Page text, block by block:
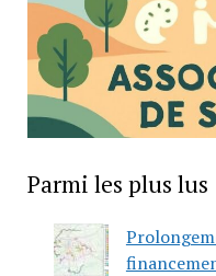
Parmi les plus lus